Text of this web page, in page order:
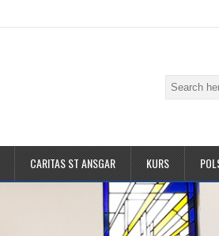
CARITAS ST ANSGAR KURS